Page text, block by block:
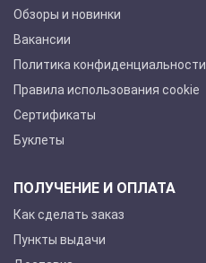
Обзоры и новинки
Вакансии
Политика конфиденциальности
Правила использования cookie
Сертификаты
Буклеты
ПОЛУЧЕНИЕ И ОПЛАТА
Как сделать заказ
Пункты выдачи